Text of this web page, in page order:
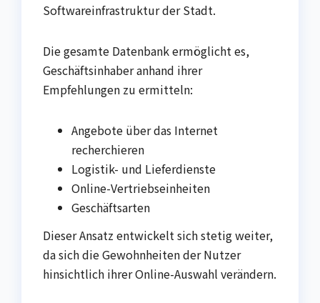
Softwareinfrastruktur der Stadt.
Die gesamte Datenbank ermöglicht es,
Geschäftsinhaber anhand ihrer
Empfehlungen zu ermitteln:
Angebote über das Internet
recherchieren
Logistik- und Lieferdienste
Online-Vertriebseinheiten
Geschäftsarten
Dieser Ansatz entwickelt sich stetig weiter,
da sich die Gewohnheiten der Nutzer
hinsichtlich ihrer Online-Auswahl verändern.